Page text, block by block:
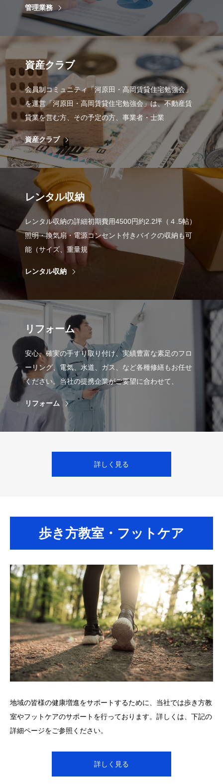
管理業務
資産クラブ
会員制コミュニティ「河原田・高岡賃貸住宅勉強会」
を運営「河原田・高岡賃貸住宅勉強会」は、不動産賃
貸業を営む方、その予定の方、事業者・士業
資産クラブ
レンタル収納
レンタル収納の詳細初期費用4500円約2.2坪（４.5帖）
照明・換気扇・電源コンセント付きバイクの収納も可
能（サイズ、重量規
レンタル収納
リフォーム
安心、確実の手すり取り付け、実績豊富な素足のフロ
ーリング、電気、水道、ガス、など各種修繕もお任せ
ください。当社の提携企業がご要望に合わせて、
リフォーム
詳しく見る
歩き方教室・フットケア
地域の皆様の健康増進をサポートするために、当社では歩き方教
室やフットケアのサポートを行っております。詳しくは、下記の
詳細ページをご参照ください。
詳しく見る